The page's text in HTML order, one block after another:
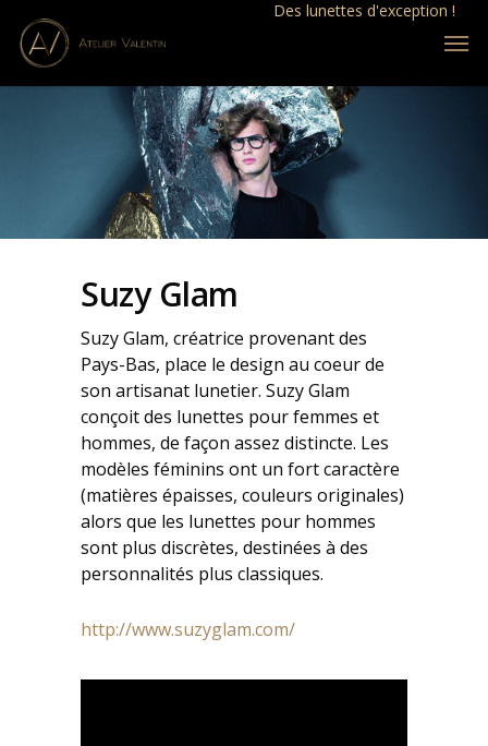
Des lunettes d'exception !
Suzy Glam
Suzy Glam, créatrice provenant des
Pays-Bas, place le design au coeur de
son artisanat lunetier. Suzy Glam
conçoit des lunettes pour femmes et
hommes, de façon assez distincte. Les
modèles féminins ont un fort caractère
(matières épaisses, couleurs originales)
alors que les lunettes pour hommes
sont plus discrètes, destinées à des
personnalités plus classiques.
http://www.suzyglam.com/